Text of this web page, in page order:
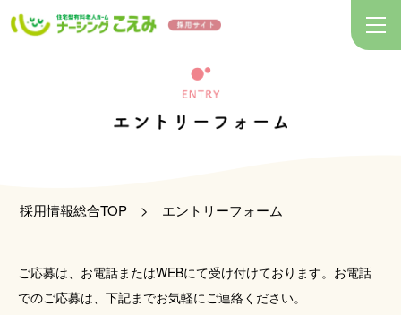
採用情報総合TOP > エントリーフォーム
ご応募は、お電話またはWEBにて受け付けております。 お電話
でのご応募は、下記までお気軽にご連絡ください。